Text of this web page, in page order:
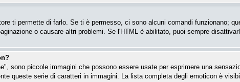
ti permette di farlo. Se ti è permesso, ci sono alcuni comandi funzionano;
o causare altri problemi. Se l'HTML è abilitato, puoi sempre
sono piccole immagini che possono essere usate per esprimere una
queste serie di caratteri in immagini. La lista completa degli emoticon è